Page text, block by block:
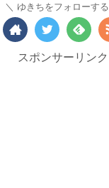
ゆきちをフォローする
スポンサーリンク